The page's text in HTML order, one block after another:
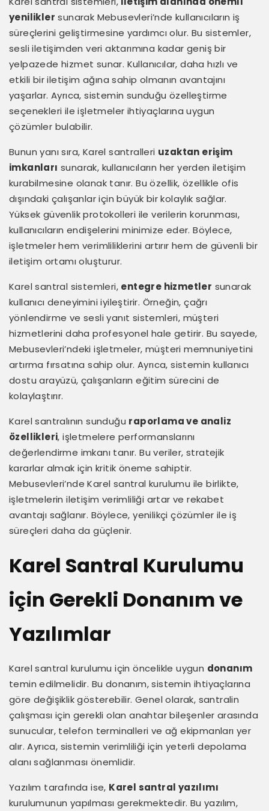
yenilikler sunarak Mebusevleri’nde kullanıcıların iş
süreçlerini geliştirmesine yardımcı olur. Bu sistemler,
sesli iletişimden veri aktarımına kadar geniş bir
yelpazede hizmet sunar. Kullanıcılar, daha hızlı ve
etkili bir iletişim ağına sahip olmanın avantajını
yaşarlar. Ayrıca, sistemin sunduğu özelleştirme
seçenekleri ile işletmeler ihtiyaçlarına uygun
çözümler bulabilir.
Bunun yanı sıra, Karel santralleri uzaktan erişim
imkanları sunarak, kullanıcıların her yerden iletişim
kurabilmesine olanak tanır. Bu özellik, özellikle ofis
dışındaki çalışanlar için büyük bir kolaylık sağlar.
Yüksek güvenlik protokolleri ile verilerin korunması,
kullanıcıların endişelerini minimize eder. Böylece,
işletmeler hem verimliliklerini artırır hem de güvenli bir
iletişim ortamı oluşturur.
Karel santral sistemleri, entegre hizmetler sunarak
kullanıcı deneyimini iyileştirir. Örneğin, çağrı
yönlendirme ve sesli yanıt sistemleri, müşteri
hizmetlerini daha profesyonel hale getirir. Bu sayede,
Mebusevleri’ndeki işletmeler, müşteri memnuniyetini
artırma fırsatına sahip olur. Ayrıca, sistemin kullanıcı
dostu arayüzü, çalışanların eğitim sürecini de
kolaylaştırır.
Karel santralının sunduğu raporlama ve analiz
özellikleri, işletmelere performanslarını
değerlendirme imkanı tanır. Bu veriler, stratejik
kararlar almak için kritik öneme sahiptir.
Mebusevleri’nde Karel santral kurulumu ile birlikte,
işletmelerin iletişim verimliliği artar ve rekabet
avantajı sağlanır. Böylece, yenilikçi çözümler ile iş
süreçleri daha da güçlenir.
Karel Santral Kurulumu
için Gerekli Donanım ve
Yazılımlar
Karel santral kurulumu için öncelikle uygun donanım
temin edilmelidir. Bu donanım, sistemin ihtiyaçlarına
göre değişiklik gösterebilir. Genel olarak, santralin
çalışması için gerekli olan anahtar bileşenler arasında
sunucular, telefon terminalleri ve ağ ekipmanları yer
alır. Ayrıca, sistemin verimliliği için yeterli depolama
alanı sağlanması önemlidir.
Yazılım tarafında ise, Karel santral yazılımı
kurulumunun yapılması gerekmektedir. Bu yazılım,